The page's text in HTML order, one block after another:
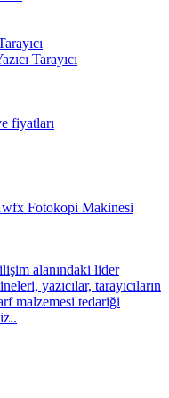
Tarayıcı
fiyatları
Fotokopi Makinesi
alanındaki lider
yazıcılar, tarayıcıların
malzemesi tedariği